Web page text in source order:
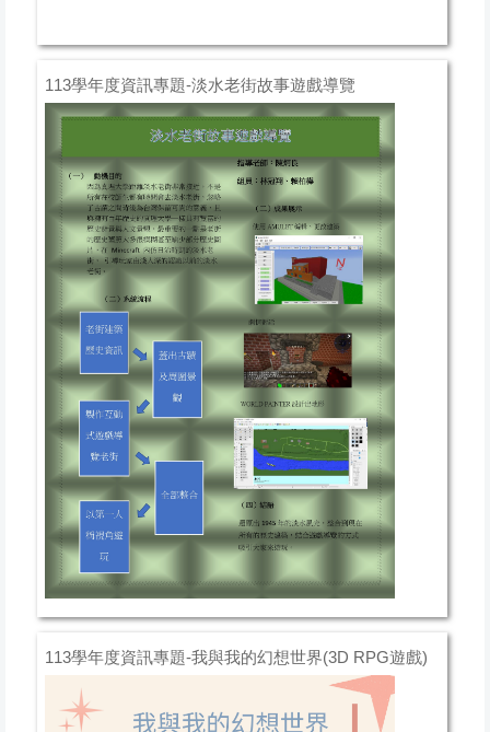
113學年度資訊專題-淡水老街故事遊戲導覽
113學年度資訊專題-我與我的幻想世界(3D RPG遊戲)